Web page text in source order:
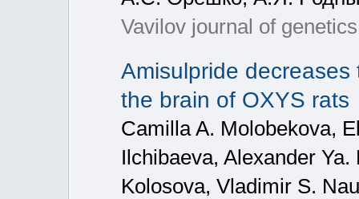
Vavilov journal of
Amisulpride
the brain of OXYS rats
Camilla A. Molobekova,
Ilchibaeva, Alexander
Kolosova, Vladimir S.